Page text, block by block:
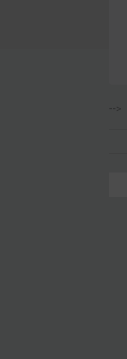
-->